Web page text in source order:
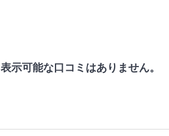
表示可能な口コミはありません。